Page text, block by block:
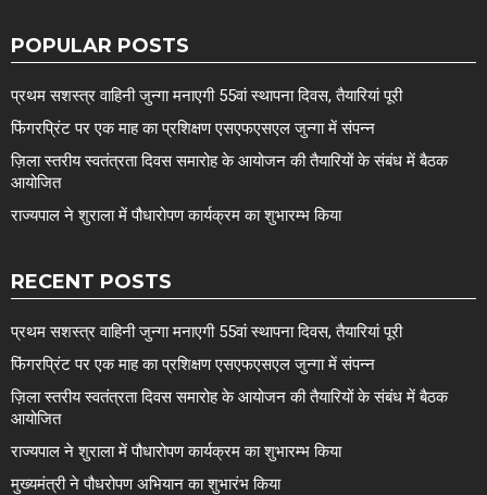
POPULAR POSTS
प्रथम सशस्त्र वाहिनी जुन्गा मनाएगी 55वां स्थापना दिवस, तैयारियां पूरी
फिंगरप्रिंट पर एक माह का प्रशिक्षण एसएफएसएल जुन्गा में संपन्न
ज़िला स्तरीय स्वतंत्रता दिवस समारोह के आयोजन की तैयारियों के संबंध में बैठक
आयोजित
राज्यपाल ने शुराला में पौधारोपण कार्यक्रम का शुभारम्भ किया
RECENT POSTS
प्रथम सशस्त्र वाहिनी जुन्गा मनाएगी 55वां स्थापना दिवस, तैयारियां पूरी
फिंगरप्रिंट पर एक माह का प्रशिक्षण एसएफएसएल जुन्गा में संपन्न
ज़िला स्तरीय स्वतंत्रता दिवस समारोह के आयोजन की तैयारियों के संबंध में बैठक
आयोजित
राज्यपाल ने शुराला में पौधारोपण कार्यक्रम का शुभारम्भ किया
मुख्यमंत्री ने पौधरोपण अभियान का शुभारंभ किया